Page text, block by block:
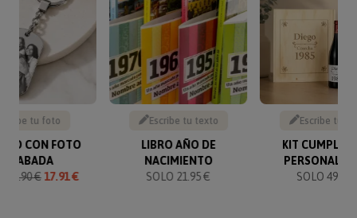
Sube tu foto
CON FOTO
GRABADA
19.90 €17.91 €
Escribe tu texto
LIBRO AÑO DE
NACIMIENTO
SOLO 21.95 €
Escribe tu
KIT
SOLO 49.90